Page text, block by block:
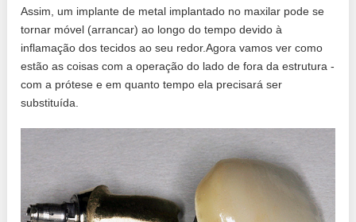
Assim, um implante de metal implantado no maxilar pode se
tornar móvel (arrancar) ao longo do tempo devido à
inflamação dos tecidos ao seu redor.Agora vamos ver como
estão as coisas com a operação do lado de fora da estrutura -
com a prótese e em quanto tempo ela precisará ser
substituída.